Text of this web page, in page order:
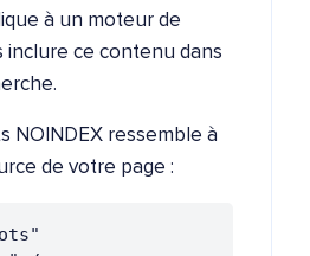
à un moteur de
inclure ce contenu dans
NOINDEX ressemble à
de votre page :